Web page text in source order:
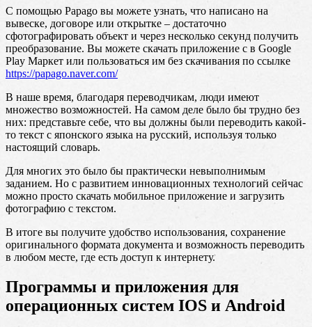
С помощью Papago вы можете узнать, что написано на
вывеске, договоре или открытке – достаточно
сфотографировать объект и через несколько секунд получить
преобразование. Вы можете скачать приложение с в Google
Play Маркет или пользоваться им без скачивания по ссылке
https://papago.naver.com/
В наше время, благодаря переводчикам, люди имеют
множество возможностей. На самом деле было бы трудно без
них: представьте себе, что вы должны были переводить какой-
то текст с японского языка на русский, используя только
настоящий словарь.
Для многих это было бы практически невыполнимым
заданием. Но с развитием инновационных технологий сейчас
можно просто скачать мобильное приложение и загрузить
фотографию с текстом.
В итоге вы получите удобство использования, сохранение
оригинального формата документа и возможность переводить
в любом месте, где есть доступ к интернету.
Программы и приложения для
операционных систем IOS и Android